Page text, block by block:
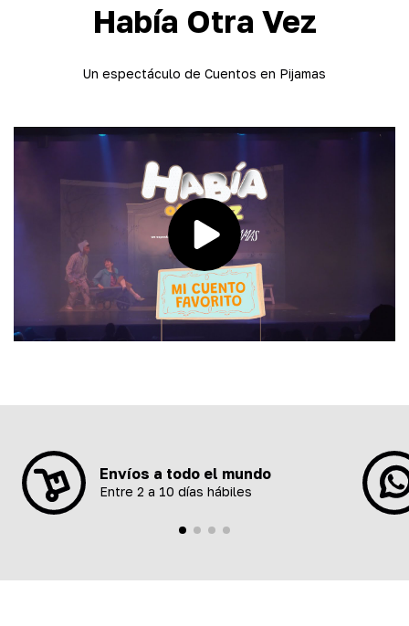
Había Otra Vez
Un espectáculo de Cuentos en Pijamas
Envíos a todo el mundo
Entre 2 a 10 días hábiles